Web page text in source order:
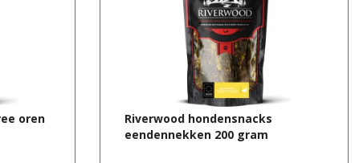
oren
Riverwood hondensnacks
eendennekken 200 gram